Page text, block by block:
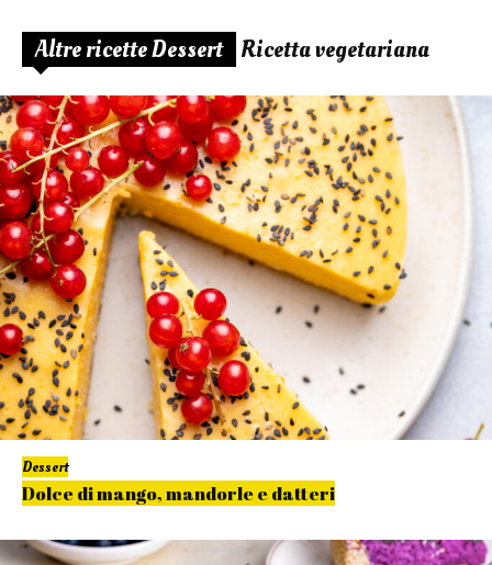
Altre ricette Dessert Ricetta vegetariana
Dessert
Dolce di mango, mandorle e datteri